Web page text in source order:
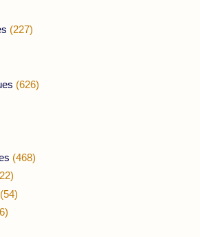
(227)
(626)
(468)
(54)